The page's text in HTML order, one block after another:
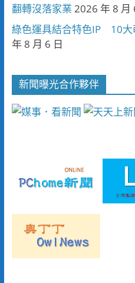
翻轉沒落家業 2026 年 8 月
綠色運具結合特色IP 10大
年 8 月 6 日
新聞曝光合作夥伴